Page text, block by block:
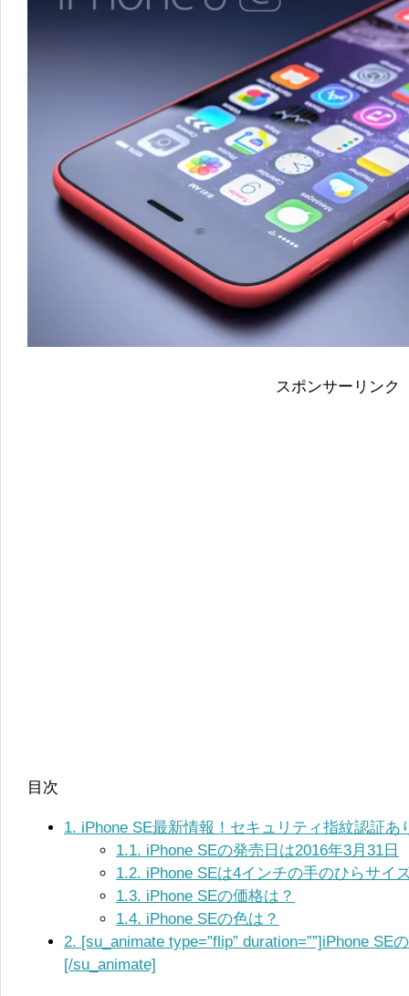
スポンサーリンク
目次
1. iPhone SE最新情報！セキュリティ指紋認証あ
1.1. iPhone SEの発売日は2016年3月31日
1.2. iPhone SEは4インチの手のひらサイ
1.3. iPhone SEの価格は？
1.4. iPhone SEの色は？
2. [su_animate type=”flip” duration=””]iPhone SE
[/su_animate]